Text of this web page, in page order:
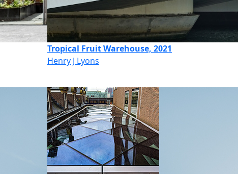
Tropical Fruit Warehouse, 2021
Henry J Lyons